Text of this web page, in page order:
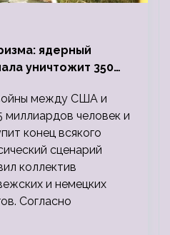
ядерный
уничтожит 350
между США и
миллиардов человек и
конец всякого
сценарий
коллектив
и немецких
Согласно